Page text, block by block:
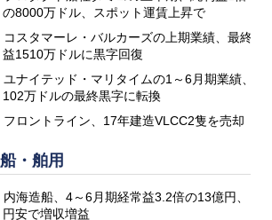
の8000万ドル、スポット運賃上昇で
コスタマーレ・バルカーズの上期業績、最終
益1510万ドルに黒字回復
ユナイテッド・マリタイムの1～6月期業績、
102万ドルの最終黒字に転換
フロントライン、17年建造VLCC2隻を売却
・舶用
内海造船、4～6月期経常益3.2倍の13億円、
円安で増収増益